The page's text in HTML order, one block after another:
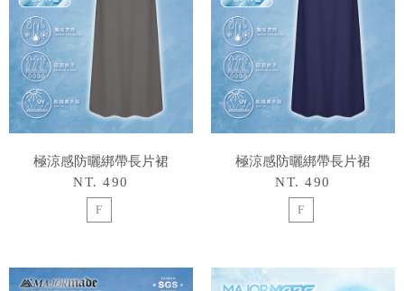
極涼感防曬綁帶長片裙
NT. 490
F
極涼感防曬綁帶長片裙
NT. 490
F